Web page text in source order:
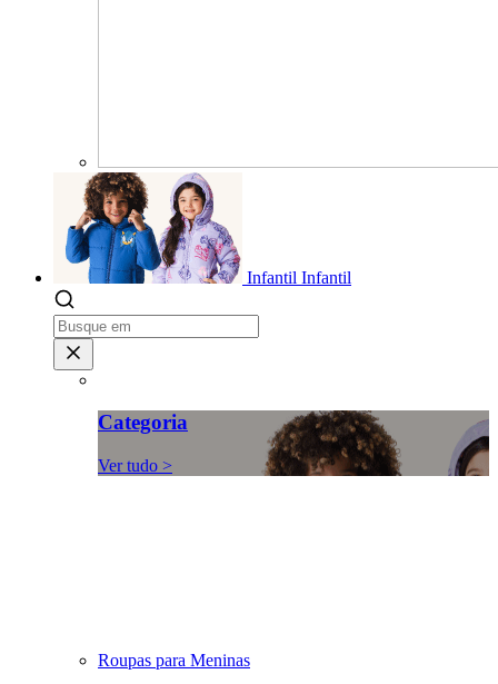
Infantil Infantil
Categoria
Ver tudo >
Roupas para Meninas